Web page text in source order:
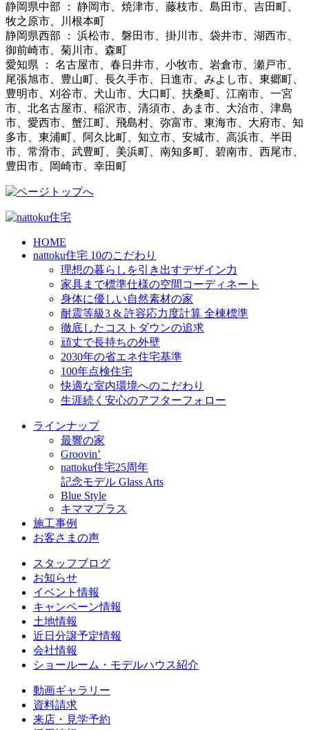
静岡県中部 ： 静岡市、焼津市、藤枝市、島田市、吉田町、
牧之原市、川根本町
静岡県西部 ： 浜松市、磐田市、掛川市、袋井市、湖西市、
御前崎市、菊川市、森町
愛知県 ： 名古屋市、春日井市、小牧市、岩倉市、瀬戸市、
尾張旭市、豊山町、長久手市、日進市、みよし市、東郷町、
豊明市、刈谷市、犬山市、大口町、扶桑町、江南市、一宮
市、北名古屋市、稲沢市、清須市、あま市、大治市、津島
市、愛西市、蟹江町、飛島村、弥富市、東海市、大府市、知
多市、東浦町、阿久比町、知立市、安城市、高浜市、半田
市、常滑市、武豊町、美浜町、南知多町、碧南市、西尾市、
豊田市、岡崎市、幸田町
HOME
nattoku住宅 10のこだわり
理想の暮らしを引き出すデザイン力
家具まで標準仕様の空間コーディネート
身体に優しい自然素材の家
耐震等級3 & 許容応力度計算 全棟標準
徹底したコストダウンの追求
頑丈で長持ちの外壁
2030年の省エネ住宅基準
100年点検住宅
快適な室内環境へのこだわり
生涯続く安心のアフターフォロー
ラインナップ
最響の家
Groovin’
nattoku住宅25周年
記念モデル Glass Arts
Blue Style
キママプラス
施工事例
お客さまの声
スタッフブログ
お知らせ
イベント情報
キャンペーン情報
土地情報
近日分譲予定情報
会社情報
ショールーム・モデルハウス紹介
動画ギャラリー
資料請求
来店・見学予約